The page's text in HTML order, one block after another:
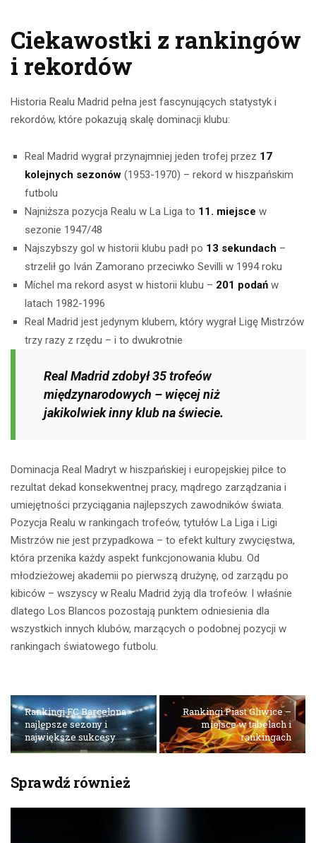
Ciekawostki z rankingów
i rekordów
Historia Realu Madrid pełna jest fascynujących statystyk i
rekordów, które pokazują skalę dominacji klubu:
Real Madrid wygrał przynajmniej jeden trofej przez 17
kolejnych sezonów (1953-1970) – rekord w hiszpańskim
futbolu
Najniższa pozycja Realu w La Liga to 11. miejsce w
sezonie 1947/48
Najszybszy gol w historii klubu padł po 13 sekundach –
strzelił go Iván Zamorano przeciwko Sevilli w 1994 roku
Míchel ma rekord asyst w historii klubu – 201 podań w
latach 1982-1996
Real Madrid jest jedynym klubem, który wygrał Ligę Mistrzów
trzy razy z rzędu – i to dwukrotnie
Real Madrid zdobył 35 trofeów
międzynarodowych – więcej niż
jakikolwiek inny klub na świecie.
Dominacja Real Madryt w hiszpańskiej i europejskiej piłce to
rezultat dekad konsekwentnej pracy, mądrego zarządzania i
umiejętności przyciągania najlepszych zawodników świata.
Pozycja Realu w rankingach trofeów, tytułów La Liga i Ligi
Mistrzów nie jest przypadkowa – to efekt kultury zwycięstwa,
która przenika każdy aspekt funkcjonowania klubu. Od
młodzieżowej akademii po pierwszą drużynę, od zarządu po
kibiców – wszyscy w Realu Madrid żyją dla trofeów. I właśnie
dlatego Los Blancos pozostają punktem odniesienia dla
wszystkich innych klubów, marzących o podobnej pozycji w
rankingach światowego futbolu.
Rankingi FC Barcelona –
najlepsze sezony i
największe sukcesy
Rankingi Piast Gliwice –
miejsce w tabelach i
rankingach
Sprawdź również